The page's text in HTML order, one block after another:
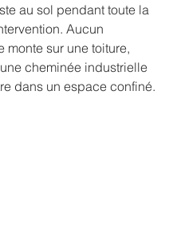
au sol pendant toute la
Aucun
monte sur une toiture,
cheminée industrielle
dans un espace confiné.